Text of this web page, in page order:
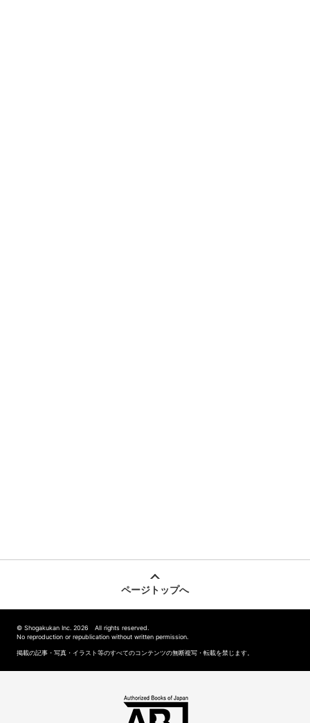
ページトップへ
© Shogakukan Inc. 2026 All rights reserved.
No reproduction or republication without written permission.
掲載の記事・写真・イラスト等のすべてのコンテンツの無断複写・転載を禁じます。